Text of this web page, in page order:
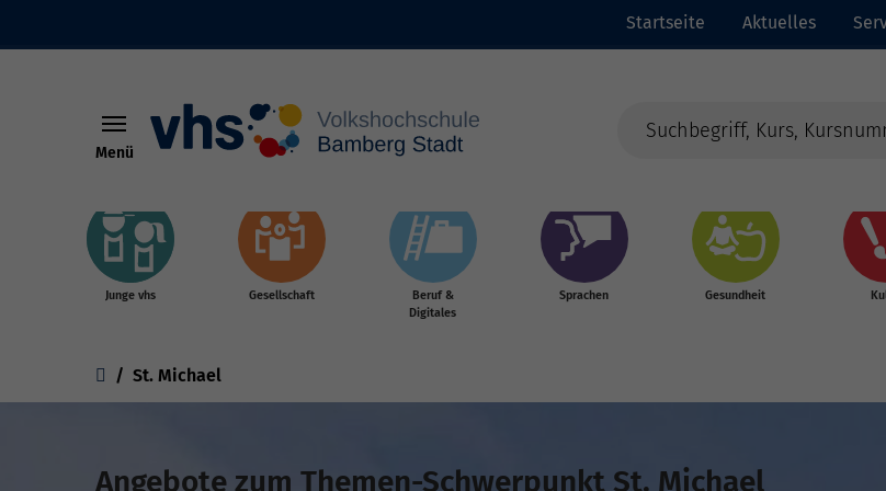
Startseite Aktuelles
Menü
Junge vhs Gesellschaft
Beruf &
Digitales
Sprachen Gesundheit
St. Michael
Angebote zum Themen-Schwerpunkt St. Michael